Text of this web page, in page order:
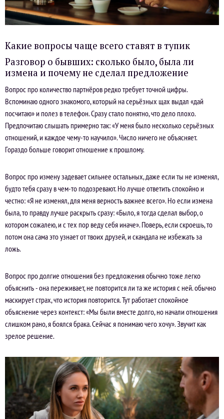
Какие вопросы чаще всего ставят в тупик
Разговор о бывших: сколько было, была ли
измена и почему не сделал предложение
Вопрос про количество партнёров редко требует точной цифры.
Вспоминаю одного знакомого, который на серьёзных щах выдал «дай
посчитаю» и полез в телефон. Сразу стало понятно, что дело плохо.
Предпочитаю слышать примерно так: «У меня было несколько серьёзных
отношений, и каждое чему-то научило». Число ничего не объясняет.
Гораздо больше говорит отношение к прошлому.
Вопрос про измену задевает сильнее остальных, даже если ты не изменял,
будто тебя сразу в чем-то подозревают. Но лучше ответить спокойно и
честно: «Я не изменял, для меня верность важнее всего». Но если измена
была, то правду лучше раскрыть сразу: «Было, я тогда сделал выбор, о
котором сожалею, и с тех пор веду себя иначе». Поверь, если скроешь, то
потом она сама это узнает от твоих друзей, и скандала не избежать за
ложь.
Вопрос про долгие отношения без предложения обычно тоже легко
объяснить - она переживает, не повторится ли та же история с ней. обычно
маскирует страх, что история повторится. Тут работает спокойное
объяснение через контекст: «Мы были вместе долго, но начали отношения
слишком рано, я боялся брака. Сейчас я понимаю чего хочу». Звучит как
зрелое решение.